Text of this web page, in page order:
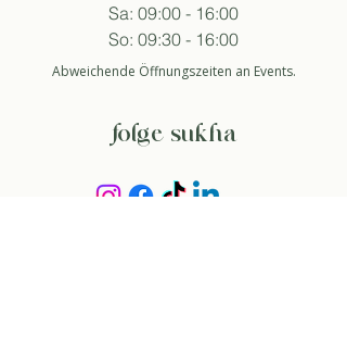
Sa: 09:00 - 16:00
So: 09:30 - 16:00
Abweichende Öffnungszeiten an Events.
folge sukha